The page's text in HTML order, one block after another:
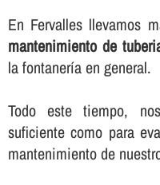
En Fervalles llevamos
mantenimiento de
la fontanerí­a en general.
Todo este tiempo,
suficiente como para
mantenimiento de